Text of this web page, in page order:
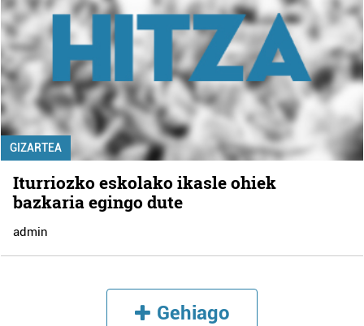
GIZARTEA
Iturriozko eskolako ikasle ohiek
bazkaria egingo dute
admin
Gehiago